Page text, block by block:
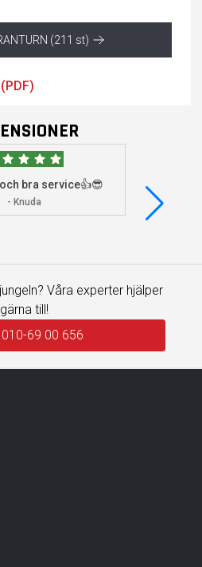
(211 st)
bra service👍😎
- Knuda
Våra experter hjälper
gärna till!
010-69 00 656